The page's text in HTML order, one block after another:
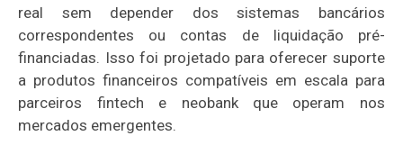
real sem depender dos sistemas bancários
correspondentes ou contas de liquidação pré-
financiadas. Isso foi projetado para oferecer suporte
a produtos financeiros compatíveis em escala para
parceiros fintech e neobank que operam nos
mercados emergentes.